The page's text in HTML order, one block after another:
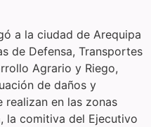
a la ciudad de Arequipa
de Defensa, Transportes
Agrario y Riego,
de daños y
realizan en las zonas
la comitiva del Ejecutivo